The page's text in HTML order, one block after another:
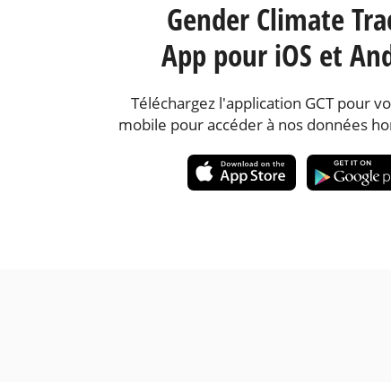
Gender Climate
App pour iOS et
Téléchargez l'application GCT pour
mobile pour accéder à nos données